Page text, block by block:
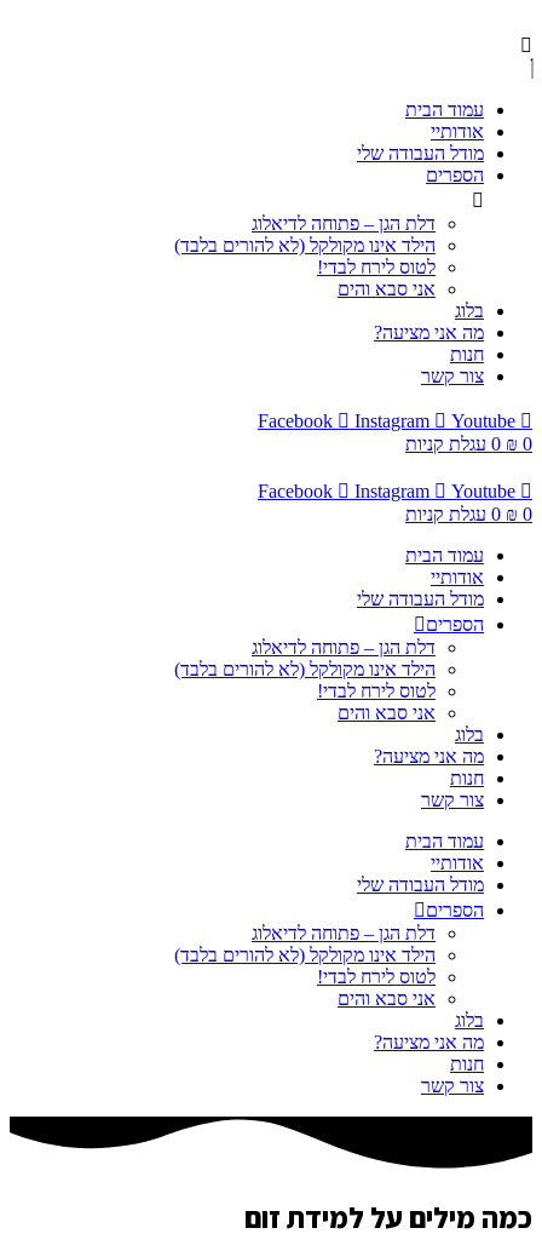
עמוד הבית
אודותיי
מודל העבודה שלי
הספרים
דלת הגן – פתוחה לדיאלוג
הילד אינו מקולקל (לא להורים בלבד)
לטוס לירח לבדי!
אני סבא והים
בלוג
מה אני מציעה?
חנות
צור קשר
Facebook Instagram
Youtube
₪ 0
0 עגלת קניות
Facebook Instagram
Youtube
₪ 0
0 עגלת קניות
עמוד הבית
אודותיי
מודל העבודה שלי
הספרים
דלת הגן – פתוחה לדיאלוג
הילד אינו מקולקל (לא להורים בלבד)
לטוס לירח לבדי!
אני סבא והים
בלוג
מה אני מציעה?
חנות
צור קשר
עמוד הבית
אודותיי
מודל העבודה שלי
הספרים
דלת הגן – פתוחה לדיאלוג
הילד אינו מקולקל (לא להורים בלבד)
לטוס לירח לבדי!
אני סבא והים
בלוג
מה אני מציעה?
חנות
צור קשר
כמה מילים על למידת זום